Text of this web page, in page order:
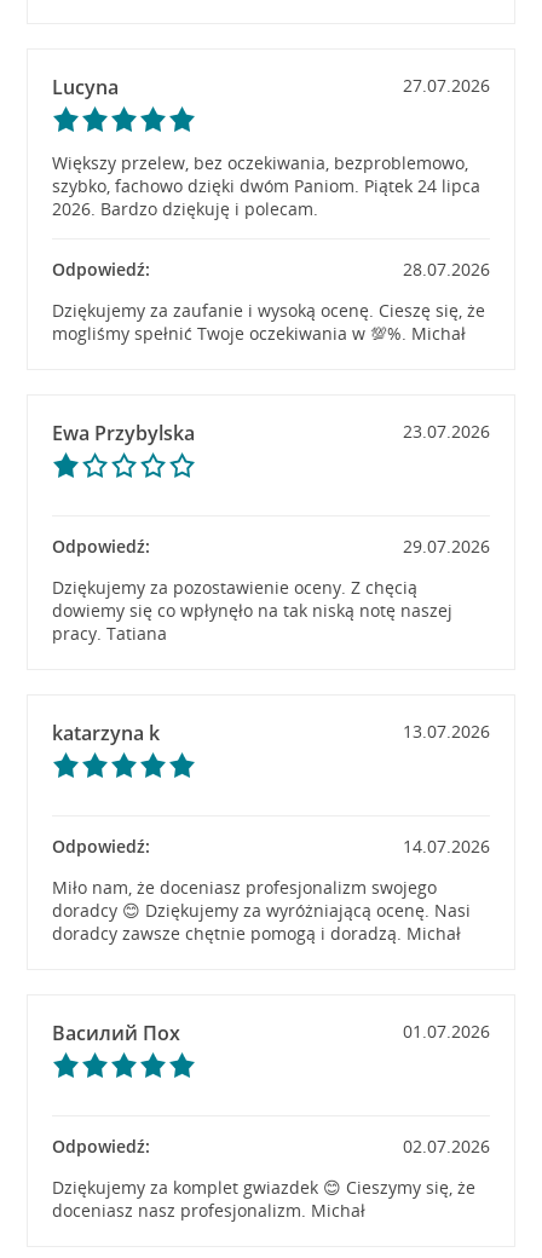
Lucyna 27.07.2026
Większy przelew, bez oczekiwania, bezproblemowo,
szybko, fachowo dzięki dwóm Paniom. Piątek 24 lipca
2026. Bardzo dziękuję i polecam.
Odpowiedź:
28.07.2026
Dziękujemy za zaufanie i wysoką ocenę. Cieszę się, że
mogliśmy spełnić Twoje oczekiwania w 💯%. Michał
Ewa Przybylska 23.07.2026
Odpowiedź:
29.07.2026
Dziękujemy za pozostawienie oceny. Z chęcią
dowiemy się co wpłynęło na tak niską notę naszej
pracy. Tatiana
katarzyna k 13.07.2026
Odpowiedź:
14.07.2026
Miło nam, że doceniasz profesjonalizm swojego
doradcy 😊 Dziękujemy za wyróżniającą ocenę. Nasi
doradcy zawsze chętnie pomogą i doradzą. Michał
Василий Пох 01.07.2026
Odpowiedź:
02.07.2026
Dziękujemy za komplet gwiazdek 😊 Cieszymy się, że
doceniasz nasz profesjonalizm. Michał